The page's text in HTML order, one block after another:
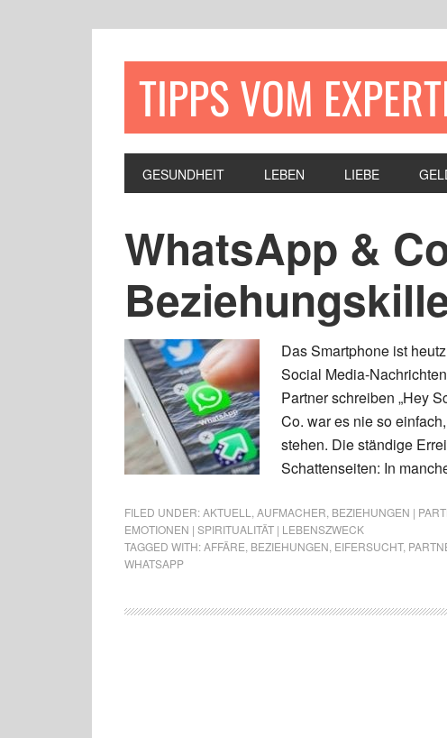
TIPPS VOM
GESUNDHEIT LEBEN LIEBE
WhatsApp &
Das Smartphone ist
Social Media-
Partner schreiben „Hey
Co. war es nie so
stehen. Die ständige
Schattenseiten: In
FILED UNDER:AKTUELL AUFMACHER BEZIEHUNGEN |
EMOTIONEN | SPIRITUALITÄT | LEBENSZWECK
TAGGED WITH:AFFÄRE BEZIEHUNGEN EIFERSUCHT,
WHATSAPP